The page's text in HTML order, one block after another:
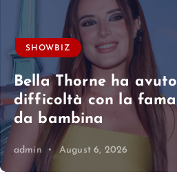
SHOWBIZ
Bella Thorne ha avuto
difficoltà con la fama
da bambina
admin August 6, 2026